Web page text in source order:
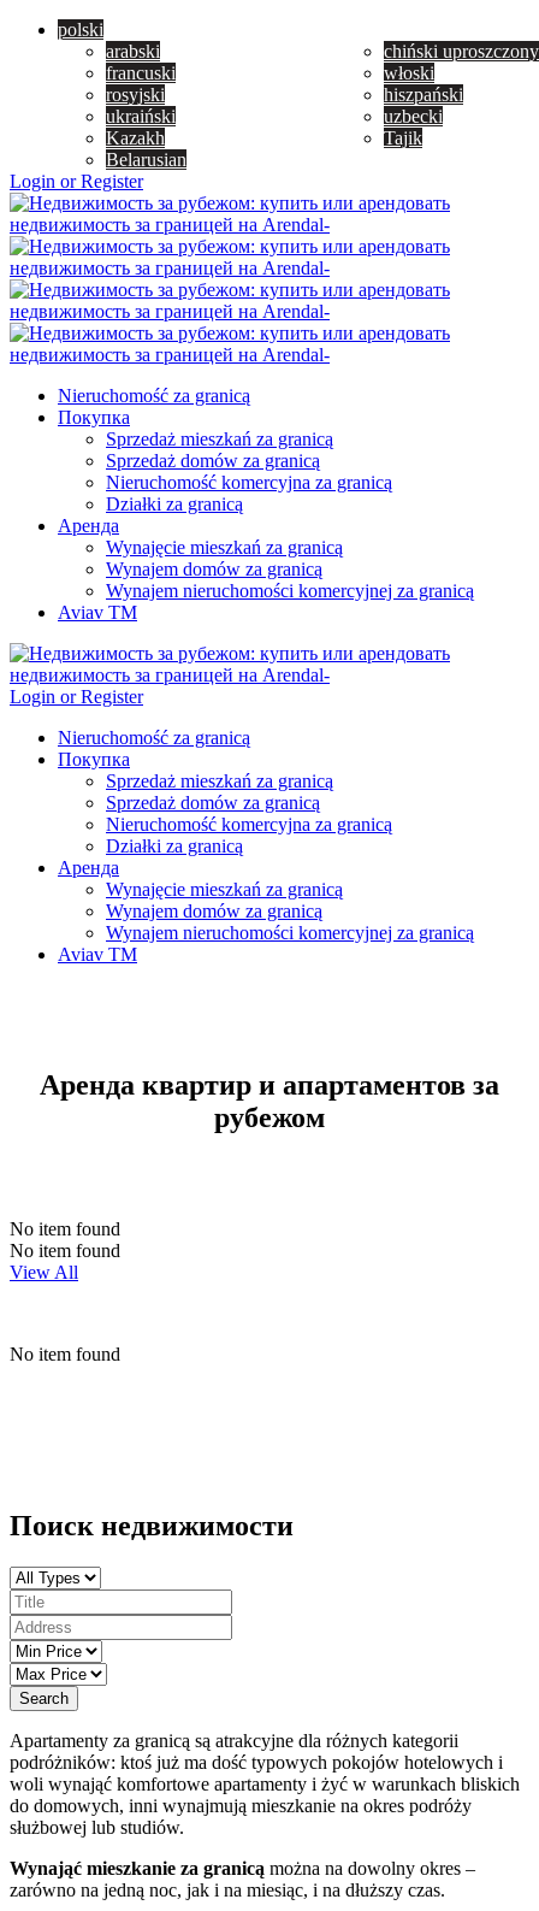
polski
arabski
chiński uproszczony
francuski
włoski
rosyjski
hiszpański
ukraiński
uzbecki
Kazakh
Tajik
Belarusian
Login or Register
Nieruchomość za granicą
Покупка
Sprzedaż mieszkań za granicą
Sprzedaż domów za granicą
Nieruchomość komercyjna za granicą
Działki za granicą
Аренда
Wynajęcie mieszkań za granicą
Wynajem domów za granicą
Wynajem nieruchomości komercyjnej za granicą
Aviav TM
Login or Register
Nieruchomość za granicą
Покупка
Sprzedaż mieszkań za granicą
Sprzedaż domów za granicą
Nieruchomość komercyjna za granicą
Działki za granicą
Аренда
Wynajęcie mieszkań za granicą
Wynajem domów za granicą
Wynajem nieruchomości komercyjnej za granicą
Aviav TM
Аренда квартир и апартаментов за
рубежом
No item found
No item found
View All
No item found
Поиск недвижимости
Search
Apartamenty za granicą są atrakcyjne dla różnych kategorii
podróżników: ktoś już ma dość typowych pokojów hotelowych i
woli wynająć komfortowe apartamenty i żyć w warunkach bliskich
do domowych, inni wynajmują mieszkanie na okres podróży
służbowej lub studiów.
Wynająć mieszkanie za granicą można na dowolny okres –
zarówno na jedną noc, jak i na miesiąc, i na dłuższy czas.